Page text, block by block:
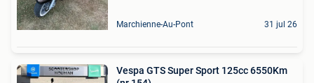
Marchienne-Au-Pont 31 jul 26
Vespa GTS Super Sport 125cc 6550Km